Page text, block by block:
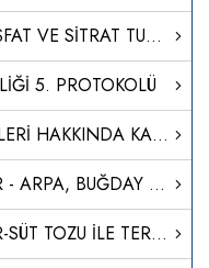
TAZE KAŞAR PEYNİRİNDE FOSFAT VE SİTRAT TUZLARININ TESPİTİNE İLİŞKİN ANALİZ METODU GELİŞTİRİLDİ
5. PROTOKOLÜ
5973 SAYILI İHRACAT DESTEKLERİ HAKKINDA KARARA İLİŞKİN GENELGELERDE DEĞİŞİKLİK YAPILMASI
İHRACI KAYDA BAĞLI MALLAR - ARPA, BUĞDAY VE BU ÜRÜNLERİN KIRIKLARI
İHRACI KAYDA BAĞLI MALLAR-SÜT TOZU İLE TEREYAĞI İHRACATI